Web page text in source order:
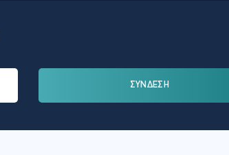
ΣΥΝΔΕΣΗ